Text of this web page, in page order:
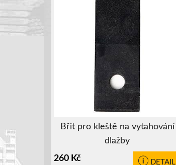
Břit pro kleště na vytahování
dlažby
260 Kč DETAIL